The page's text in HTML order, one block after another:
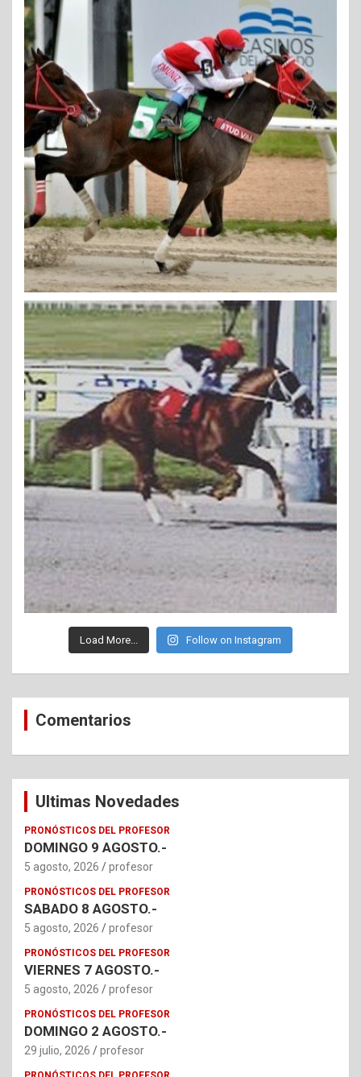
Load More... Follow on Instagram
Comentarios
Ultimas Novedades
PRONÓSTICOS DEL PROFESOR
DOMINGO 9 AGOSTO.-
5 agosto, 2026 profesor
PRONÓSTICOS DEL PROFESOR
SABADO 8 AGOSTO.-
5 agosto, 2026 profesor
PRONÓSTICOS DEL PROFESOR
VIERNES 7 AGOSTO.-
5 agosto, 2026 profesor
PRONÓSTICOS DEL PROFESOR
DOMINGO 2 AGOSTO.-
29 julio, 2026 profesor